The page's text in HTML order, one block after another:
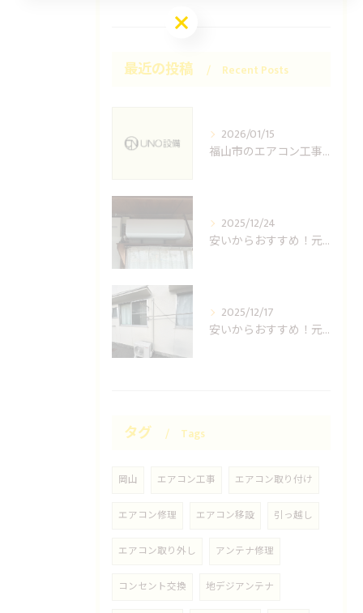
最近の投稿 Recent Posts
2026/01/15
福山市のエアコン工事ならUNO設備へどうぞ
2025/12/24
安いからおすすめ！元消防士の倉敷エアコン取り付け業者はUNO設備へ！
2025/12/17
安いからおすすめ！元消防士の岡山エアコン取り付け業者はUNO設備へ！
タグ Tags
岡山 エアコン工事 エアコン取り付け
エアコン修理 エアコン移設 引っ越し
エアコン取り外し アンテナ修理
コンセント交換 地デジアンテナ
お問い合わせはこちら